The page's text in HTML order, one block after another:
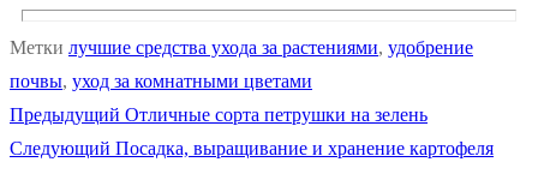
Метки лучшие средства ухода за растениями, удобрение
почвы, уход за комнатными цветами
Навигация
Предыдущий Предыдущая
запись:
Отличные сорта петрушки на зелень
Следующий Следующая
Посадка, выращивание и хранение картофеля